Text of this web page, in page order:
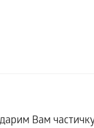
Вам